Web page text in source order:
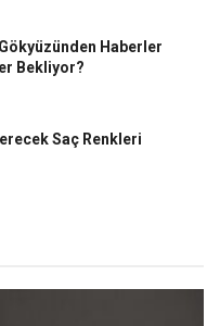
Haberler
Bekliyor?
Saç Renkleri